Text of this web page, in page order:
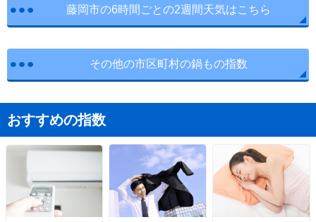
藤岡市の6時間ごとの2週間天気はこちら
その他の市区町村の鍋もの指数
おすすめの指数